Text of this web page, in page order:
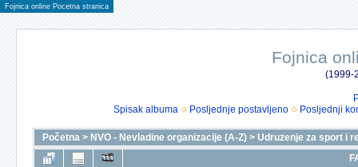
Fojnica online Pocetna stranica
Fojnica
(1999-
Spisak albuma
Posljednje postavljeno Posljednji
Početna > NVO - Nevladine organizacije (A-Z) > Udruzenje za sport i